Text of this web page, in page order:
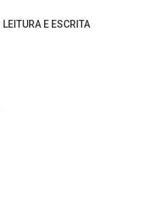
LEITURA E ESCRITA